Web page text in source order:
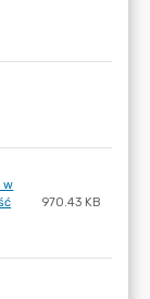
w
970.43 KB